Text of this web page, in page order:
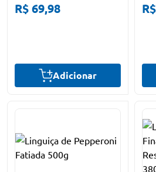
R$ 69,98
Adicionar